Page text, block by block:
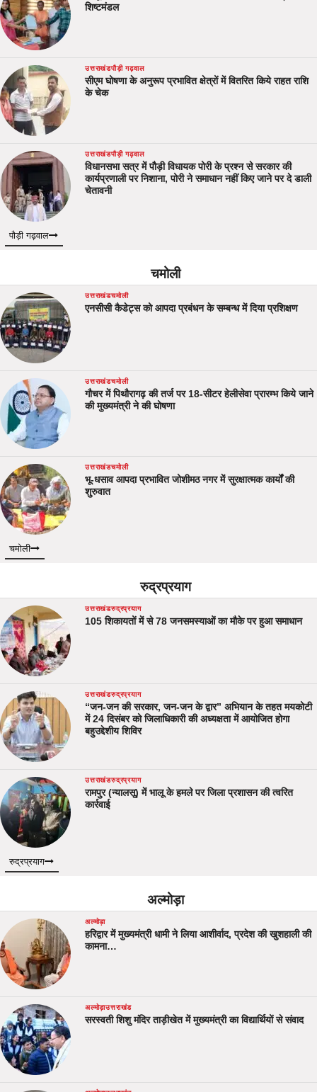
शिष्टमंडल
उत्तराखंडपौड़ी गढ़वाल
सीएम घोषणा के अनुरूप प्रभावित क्षेत्रों में वितरित किये राहत राशि
के चेक
उत्तराखंडपौड़ी गढ़वाल
विधानसभा सत्र में पौड़ी विधायक पोरी के प्रश्न से सरकार की
कार्यप्रणाली पर निशाना, पोरी ने समाधान नहीं किए जाने पर दे डाली
चेतावनी
पौड़ी गढ़वाल
चमोली
उत्तराखंडचमोली
एनसीसी कैडेट्स को आपदा प्रबंधन के सम्बन्ध में दिया प्रशिक्षण
उत्तराखंडचमोली
गौचर में पिथौरागढ़ की तर्ज पर 18-सीटर हेलीसेवा प्रारम्भ किये जाने
की मुख्यमंत्री ने की घोषणा
उत्तराखंडचमोली
भू-धसाव आपदा प्रभावित जोशीमठ नगर में सुरक्षात्मक कार्यों की
शुरुवात
चमोली
रुद्रप्रयाग
उत्तराखंडरुद्रप्रयाग
105 शिकायतों में से 78 जनसमस्याओं का मौके पर हुआ समाधान
उत्तराखंडरुद्रप्रयाग
“जन-जन की सरकार, जन-जन के द्वार” अभियान के तहत मयकोटी
में 24 दिसंबर को जिलाधिकारी की अध्यक्षता में आयोजित होगा
बहुउद्देशीय शिविर
उत्तराखंडरुद्रप्रयाग
रामपुर (न्यालसू) में भालू के हमले पर जिला प्रशासन की त्वरित
कार्रवाई
रुद्रप्रयाग
अल्मोड़ा
अल्मोड़ा
हरिद्वार में मुख्यमंत्री धामी ने लिया आशीर्वाद, प्रदेश की खुशहाली की
कामना…
अल्मोड़ाउत्तराखंड
सरस्वती शिशु मंदिर ताड़ीखेत में मुख्यमंत्री का विद्यार्थियों से संवाद